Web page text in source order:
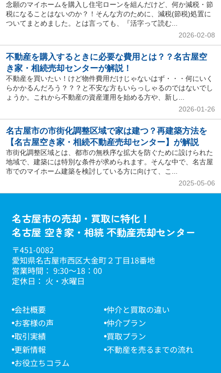
念願のマイホームを購入し住宅ローンを組んだけど、何か減税・節
税になることはないのか？！そんな方のために、減税(節税)処置に
ついてまとめました。とは言っても、『活字って読む...
2026-02-08
不動産を購入するときに必要な費用とは？？名古屋空
き家・相続売却センターが解説！
不動産を買いたい！けど物件費用だけじゃないはず・・・何にいく
らかかるんだろう？？？と不安な方もいらっしゃるのではないでし
ょうか。これから不動産の資産運用を始める方や、新し...
2026-01-26
名古屋市の市街化調整区域で家は建つ？再建築方法を
【名古屋空き家・相続不動産売却センター】が解説
市街化調整区域とは、都市の無秩序な拡大を防ぐために設けられた
地域で、建築には特別な条件が求められます。そんな中で、名古屋
市でのマイホーム建築を検討している方に向けて、こ...
2025-05-06
名古屋市の売却・買取に特化！
名古屋 空き家・相続 不動産売却センター
〒451-0082
愛知県名古屋市西区大金町２丁目18番地
営業時間： 9:30～18：00
定休日： 火・水曜日
会社概要
仲介と買取の違い
お客様の声
仲介プラン
取引実績
買取プラン
更新情報
不動産を売るまでの流れ
お役立ちコラム